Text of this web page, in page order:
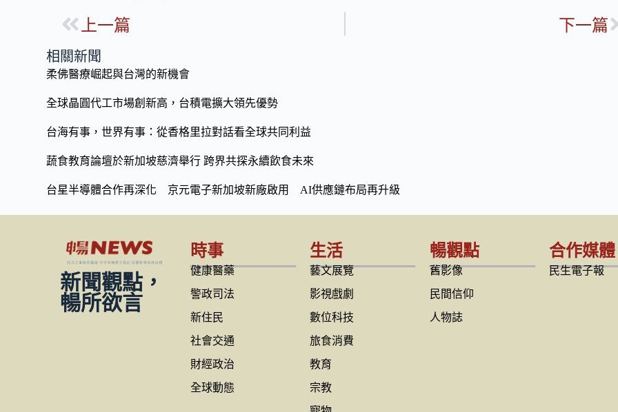
o
o
n
上一篇 下一篇
相關新聞
柔佛醫療崛起與台灣的新機會
全球晶圓代工市場創新高，台積電擴大領先優勢
台海有事，世界有事：從香格里拉對話看全球共同利益
蔬食教育論壇於新加坡慈濟舉行 跨界共探永續飲食未來
台星半導體合作再深化 京元電子新加坡新廠啟用 AI供應鏈布局再升級
新聞觀點，
暢所欲言
時事
健康醫藥
警政司法
新住民
社會交通
財經政治
全球動態
生活
藝文展覽
影視戲劇
數位科技
旅食消費
教育
宗教
暢觀點
舊影像
民間信仰
人物誌
合作媒體
民生電子報